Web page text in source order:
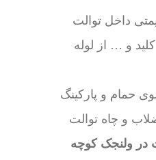
داخل توالت
و … از لوله
حمام و پارکینگ
و چاه توالت
در ولنجک کوچه